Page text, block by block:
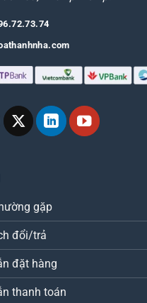
gặp
đổi/trả
đặt hàng
thanh toán